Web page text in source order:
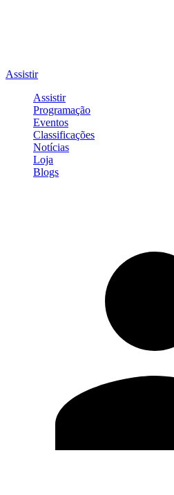
Assistir
Assistir
Programação
Eventos
Classificações
Notícias
Loja
Blogs